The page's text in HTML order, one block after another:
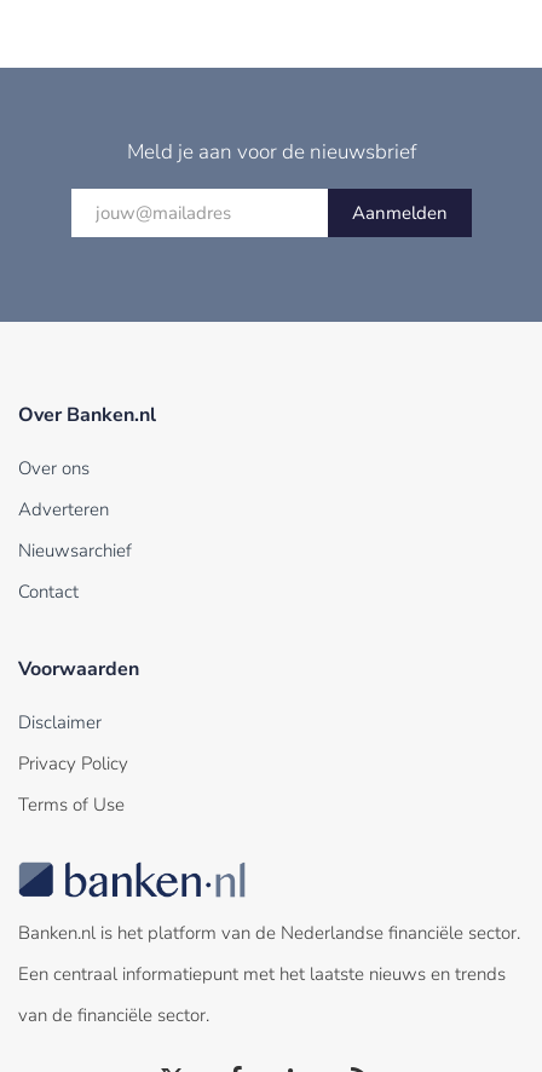
Meld je aan voor de nieuwsbrief
Aanmelden
Over Banken.nl
Over ons
Adverteren
Nieuwsarchief
Contact
Voorwaarden
Disclaimer
Privacy Policy
Terms of Use
Banken.nl is het platform van de Nederlandse financiële sector.
Een centraal informatiepunt met het laatste nieuws en trends
van de financiële sector.